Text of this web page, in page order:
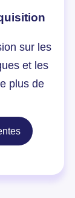
sur les
et les
plus de